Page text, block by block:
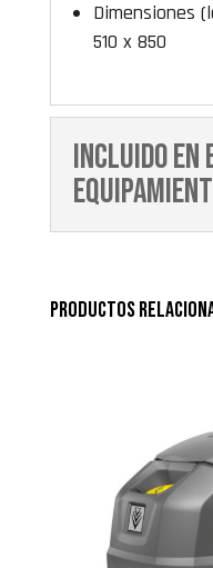
Dimensiones
510 x 850
Incluido en
Productos